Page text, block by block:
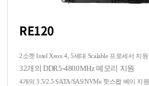
RE120
2소켓 Intel Xeon 4, 5세대 Scalable 프로세서 지원
32개의 DDR5-4800MHz 메모리 지원
4개의 3.5/2.5 SATA/SAS/NVMe 핫스왑 베이 지원